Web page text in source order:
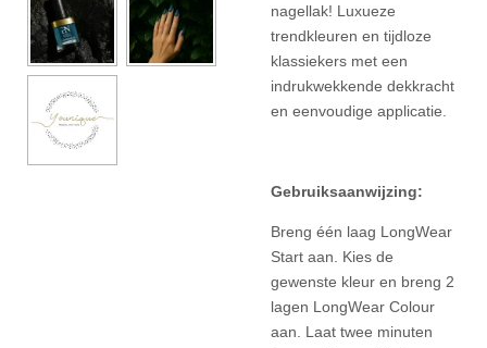
nagellak! Luxueze
trendkleuren en tijdloze
klassiekers met een
indrukwekkende dekkracht
en eenvoudige applicatie.
Gebruiksaanwijzing:
Breng één laag LongWear
Start aan. Kies de
gewenste kleur en breng 2
lagen LongWear Colour
aan. Laat twee minuten